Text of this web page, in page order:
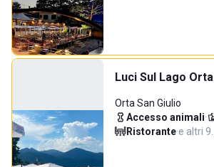
Luci Sul Lago Orta
Orta San Giulio
Accesso animali·
Ristorante·e altri 9…